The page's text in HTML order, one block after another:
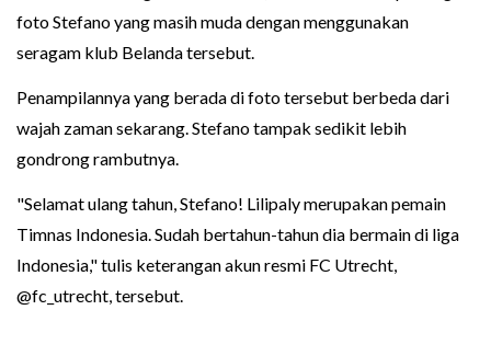
foto Stefano yang masih muda dengan menggunakan
seragam klub Belanda tersebut.
Penampilannya yang berada di foto tersebut berbeda dari
wajah zaman sekarang. Stefano tampak sedikit lebih
gondrong rambutnya.
"Selamat ulang tahun, Stefano! Lilipaly merupakan pemain
Timnas Indonesia. Sudah bertahun-tahun dia bermain di liga
Indonesia," tulis keterangan akun resmi FC Utrecht,
@fc_utrecht, tersebut.